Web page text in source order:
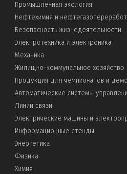
Промышленная экология
Нефтехимия и
Безопасность жизнедеятельности
Электротехника и электроника
Механика
Жилищно-коммунальное хозяйство
Продукция для чемпионатов и
Автоматические системы
Линии связи
Электрические машины и
Информационные стенды
Энергетика
Физика
Химия